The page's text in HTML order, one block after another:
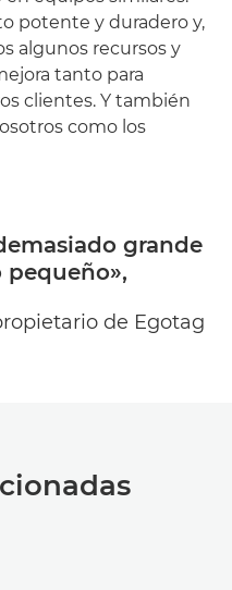
potente y duradero y,
algunos recursos y
tanto para
clientes. Y también
como los
grande
pequeño»,
de Egotag